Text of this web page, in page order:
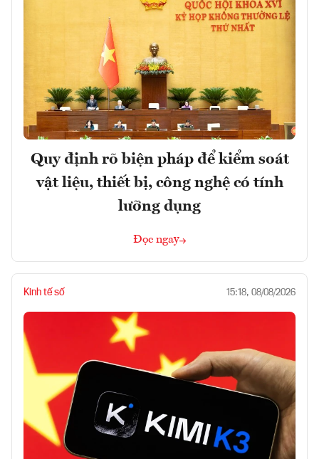
Quy định rõ biện pháp để kiểm soát
vật liệu, thiết bị, công nghệ có tính
lưỡng dụng
Đọc ngay
Kinh tế số 15:18, 08/08/2026